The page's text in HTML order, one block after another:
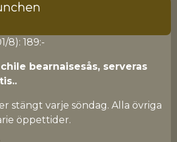
8): 189:-
bearnaisesås, serveras
stängt varje söndag. Alla övriga
öppettider.